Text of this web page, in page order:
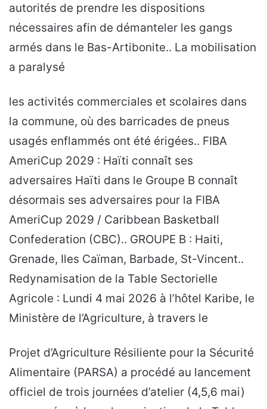
autorités de prendre les dispositions
nécessaires afin de démanteler les gangs
armés dans le Bas-Artibonite.. La mobilisation
a paralysé
les activités commerciales et scolaires dans
la commune, où des barricades de pneus
usagés enflammés ont été érigées.. FIBA
AmeriCup 2029 : Haïti connaît ses
adversaires Haïti dans le Groupe B connaît
désormais ses adversaires pour la FIBA
AmeriCup 2029 / Caribbean Basketball
Confederation (CBC).. GROUPE B : Haiti,
Grenade, Iles Caïman, Barbade, St-Vincent..
Redynamisation de la Table Sectorielle
Agricole : Lundi 4 mai 2026 à l’hôtel Karibe, le
Ministère de l’Agriculture, à travers le
Projet d’Agriculture Résiliente pour la Sécurité
Alimentaire (PARSA) a procédé au lancement
officiel de trois journées d’atelier (4,5,6 mai)